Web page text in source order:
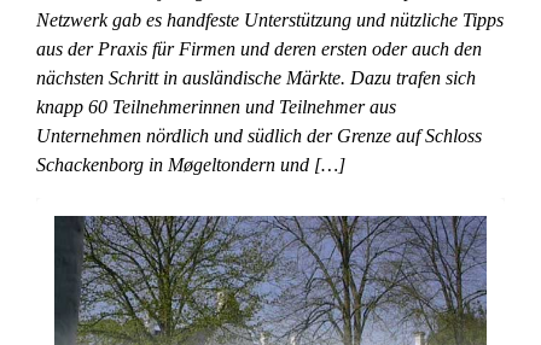
Netzwerk gab es handfeste Unterstützung und nützliche Tipps
aus der Praxis für Firmen und deren ersten oder auch den
nächsten Schritt in ausländische Märkte. Dazu trafen sich
knapp 60 Teilnehmerinnen und Teilnehmer aus
Unternehmen nördlich und südlich der Grenze auf Schloss
Schackenborg in Møgeltondern und […]